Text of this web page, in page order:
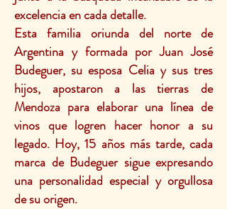
excelencia en cada detalle.
Esta familia oriunda del norte de
Argentina y formada por Juan José
Budeguer, su esposa Celia y sus tres
hijos, apostaron a las tierras de
Mendoza para elaborar una línea de
vinos que logren hacer honor a su
legado. Hoy, 15 años más tarde, cada
marca de Budeguer sigue expresando
una personalidad especial y orgullosa
de su origen.